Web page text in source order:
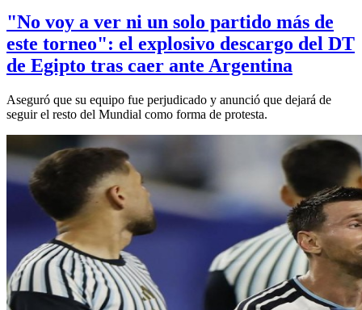
"No voy a ver ni un solo partido más de
este torneo": el explosivo descargo del DT
de Egipto tras caer ante Argentina
Aseguró que su equipo fue perjudicado y anunció que dejará de
seguir el resto del Mundial como forma de protesta.